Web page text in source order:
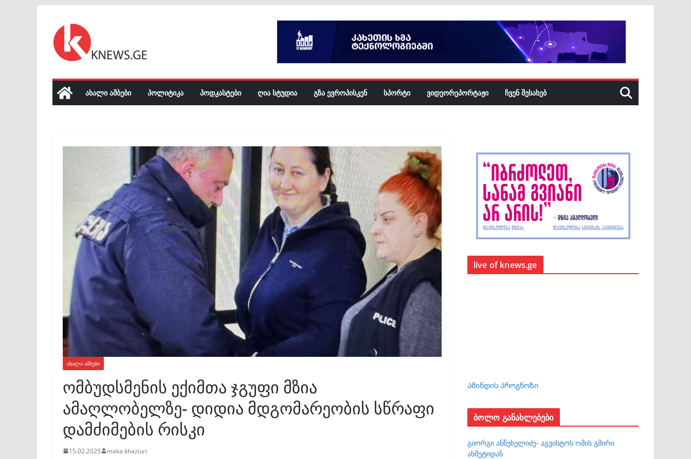
content
ᲐᲮᲐᲚᲘ ᲐᲛᲑᲔᲑᲘ ᲞᲝᲚᲘᲢᲘᲙᲐ ᲞᲝᲓᲙᲐᲡᲢᲔᲑᲘ ᲦᲘᲐ ᲡᲢᲣᲓᲘᲐ ᲒᲖᲐ ᲔᲕᲠᲝᲞᲘᲡᲙᲔᲜ ᲡᲞᲝᲠᲢᲘ ᲕᲘᲓᲔᲝᲠᲔᲞᲝᲠᲢᲐᲟᲘ ᲩᲕᲔᲜ ᲨᲔᲡᲐᲮᲔᲑ
ᲐᲮᲐᲚᲘ ᲐᲛᲑᲔᲑᲘ
ომბუდსმენის ექიმთა ჯგუფი მზია
ამაღლობელზე- დიდია მდგომარეობის სწრაფი
დამძიმების რისკი
15.02.2025 maka khaziuri
live of knews.ge
Ამინდის პროგნოზი
ბოლო განახლებები
გიორგი ანწუხელიძე- აგვისტოს ომის გმირი
ახმეტიდან